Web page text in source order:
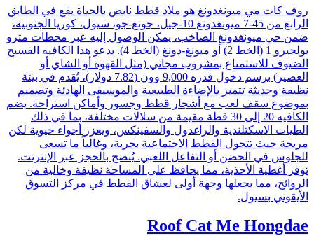
روف كات مي ميونغدونغ هو ملاذ قطط نابض بالحياة يقع في الطابق
الرابع من 45-7 ميونغدونغ 10-جيل، جونغ-جو، سيول، كوريا الجنوبية،
ضمن حي ميونغدونغ الصاخب، يمكن الوصول إليه عبر محطات مترو
يولجيرو 1 (الخط 2) أو ميونغ-دونغ (الخط 4). يدعو هذا الكافيه الفسيح
الضيوف للاستمتاع بمشروب مجاني (مثل القهوة أو الشاي أو
العصير) برسم دخول قدره 9,000 وون (7.82 دولار)، يُقدم في بيئة
نظيفة وحديثة تتميز بالإضاءة الطبيعية والموسيقى الهادئة وتصميم
بموضوع سقف لعب مع أشجار قطط وجسور وأماكن استراحة. يضم
الكافيه 20 إلى 30 قطة مقيمة من سلالات مختلفة، بما في ذلك
الطيات الاسكتلندية والراغدول والسفينكس، ويعزز أجواء حيوية لكن
مريحة حيث تتجول القطط الاجتماعية بحرية، وغالباً ما تسعى
للجلوس في الحضن أو التفاعل اللعبي. يُنصح بالحجز عبر الإنترنت.
توفر أغطية الأحذية، مما يحافظ على المساحة نظيفة وخالية من
الروائح، مما يجعلها وجهة أولى لعشاق القطط في مركز التسوق
الأيقوني بسيول.
Roof Cat Me Hongdae